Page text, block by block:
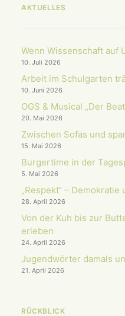
AKTUELLES
Wenn Wissenschaft
10. Juli 2026
Arbeit im Schulgarten
10. Juni 2026
OGS & Musical „Der
20. Mai 2026
Zwischen Sofas und
15. Mai 2026
Burgertime in der
5. Mai 2026
„Respekt“ –
28. April 2026
Von der Kuh bis zur
erleben
24. April 2026
Jugendwörter damals
21. April 2026
RÜCKBLICK